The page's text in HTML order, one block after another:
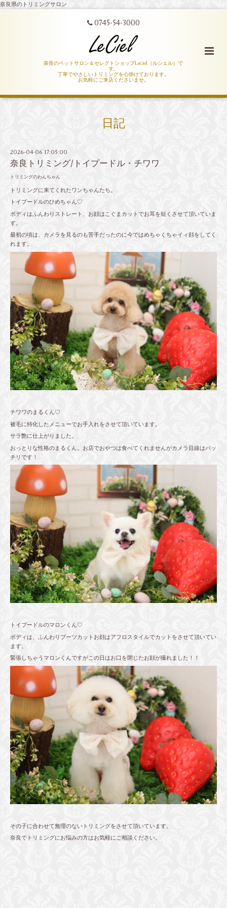
奈良県のトリミングサロン
0745-54-3000
奈良のペットサロン＆セレクトショップLeciel（ルシェル）で
す。
丁寧でやさしいトリミングを心掛けております。
お気軽にご来店くださいませ。
日記
2026-04-06 17:05:00
奈良トリミング/トイプードル・チワワ
トリミングのわんちゃん
トリミングに来てくれたワンちゃんたち。
トイプードルのひめちゃん♡
ボディはふんわりストレート、お顔はこぐまカットでお耳を短くさせて頂いていま
す。
最初の頃は、カメラを見るのも苦手だったのに今ではめちゃくちゃイィ顔をしてく
れます。
チワワのまるくん♡
被毛に特化したメニューでお手入れをさせて頂いています。
サラ艶に仕上がりました。
おっとりな性格のまるくん。お店でおやつは食べてくれませんがカメラ目線はバッ
チリです！
トイプードルのマロンくん♡
ボディは、ふんわりブーツカットお顔はアフロスタイルでカットをさせて頂いてい
ます。
緊張しちゃうマロンくんですがこの日はお口を閉じたお顔が撮れました！！
その子に合わせて無理のないトリミングをさせて頂いています。
奈良でトリミングにお悩みの方はお気軽にご相談ください。